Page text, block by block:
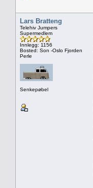
Lars Bratteng
Telehiv Jumpers
Supermedlem
Innlegg: 1156
Bosted: Son -Oslo Fjorden
Perle
Senkepøbel